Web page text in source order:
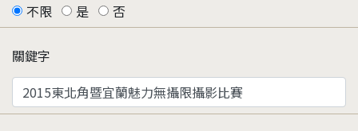
不限
是 否
關鍵字